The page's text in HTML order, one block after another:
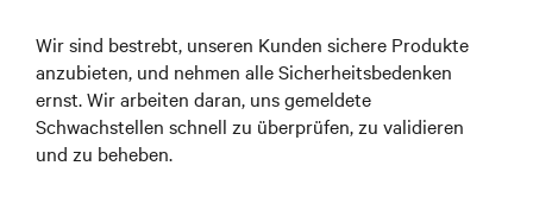
Wir sind bestrebt, unseren Kunden sichere Produkte
anzubieten, und nehmen alle Sicherheitsbedenken
ernst. Wir arbeiten daran, uns gemeldete
Schwachstellen schnell zu überprüfen, zu validieren
und zu beheben.